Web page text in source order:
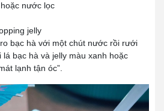
nước lọc
jelly
bạc hà với một chút nước rồi rưới
bạc hà và jelly màu xanh hoặc
lạnh tận óc”.